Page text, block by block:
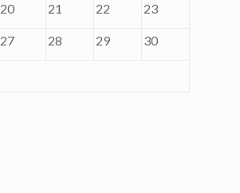
20 21 22 23
27 28 29 30